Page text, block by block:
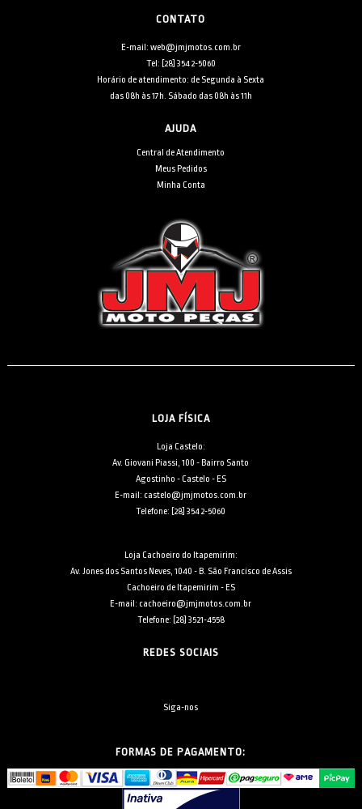
CONTATO
E-mail: web@jmjmotos.com.br
Tel: [28] 3542-5060
Horário de atendimento: de Segunda à Sexta
das 08h às 17h. Sábado das 08h às 11h
AJUDA
Central de Atendimento
Meus Pedidos
Minha Conta
LOJA FÍSICA
Loja Castelo:
Av. Giovani Piassi, 100 - Bairro Santo
Agostinho - Castelo - ES
E-mail: castelo@jmjmotos.com.br
Telefone: [28] 3542-5060
Loja Cachoeiro do Itapemirim:
Av. Jones dos Santos Neves, 1040 - B. São Francisco de Assis
Cachoeiro de Itapemirim - ES
E-mail: cachoeiro@jmjmotos.com.br
Telefone: [28] 3521-4558
REDES SOCIAIS
Siga-nos
FORMAS DE PAGAMENTO: